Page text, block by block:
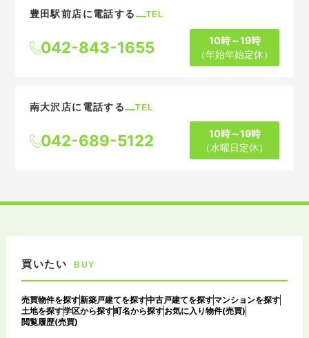
豊田駅前店に電話する TEL
042-843-1655
10時～19時
（年始年始定休）
南大沢店に電話する TEL
042-689-5122
10時～19時
（水曜日定休）
買いたい BUY
売買物件を探す新築戸建てを探す中古戸建てを探すマンションを探す
土地を探す学区から探す町名から探すお気に入り物件(売買)
閲覧履歴(売買)